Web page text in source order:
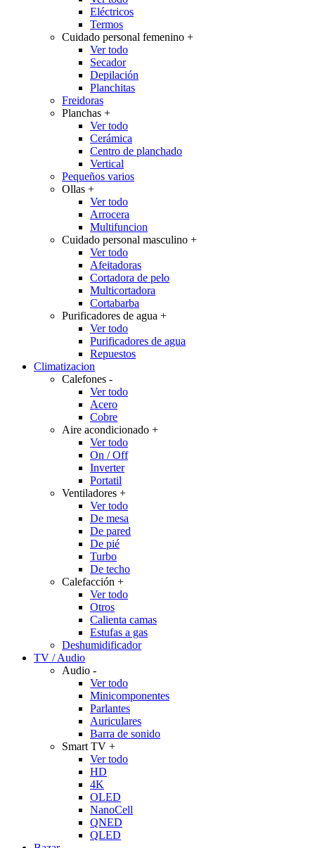
Eléctricos
Termos
Cuidado personal femenino +
Ver todo
Secador
Depilación
Planchitas
Freidoras
Planchas +
Ver todo
Cerámica
Centro de planchado
Vertical
Pequeños varios
Ollas +
Ver todo
Arrocera
Multifuncion
Cuidado personal masculino +
Ver todo
Afeitadoras
Cortadora de pelo
Multicortadora
Cortabarba
Purificadores de agua +
Ver todo
Purificadores de agua
Repuestos
Climatizacion
Calefones -
Ver todo
Acero
Cobre
Aire acondicionado +
Ver todo
On / Off
Inverter
Portatil
Ventiladores +
Ver todo
De mesa
De pared
De pié
Turbo
De techo
Calefacción +
Ver todo
Otros
Calienta camas
Estufas a gas
Deshumidificador
TV / Audio
Audio -
Ver todo
Minicomponentes
Parlantes
Auriculares
Barra de sonido
Smart TV +
Ver todo
HD
4K
OLED
NanoCell
QNED
QLED